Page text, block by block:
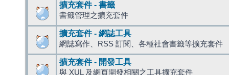
擴充套件 - 書籤
書籤管理之擴充套件
擴充套件 - 網誌工具
網誌寫作、RSS 訂閱、各種社會書籤等擴充套件
擴充套件 - 開發工具
與 XUL 及網頁開發相關之工具擴充套件